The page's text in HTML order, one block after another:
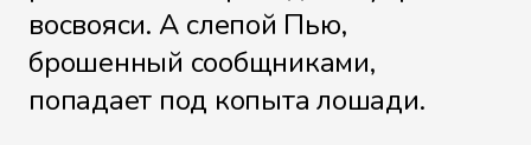
Файл 36
восвояси. А слепой Пью,
брошенный сообщниками,
попадает под копыта лошади.